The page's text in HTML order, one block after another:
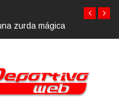
zurda mágica